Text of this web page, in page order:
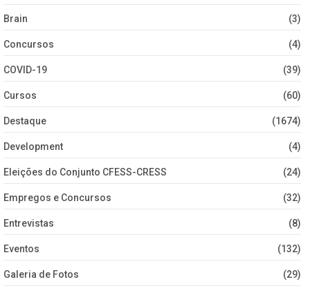
Brain (3)
Concursos (4)
COVID-19 (39)
Cursos (60)
Destaque (1674)
Development (4)
Eleições do Conjunto CFESS-CRESS (24)
Empregos e Concursos (32)
Entrevistas (8)
Eventos (132)
Galeria de Fotos (29)